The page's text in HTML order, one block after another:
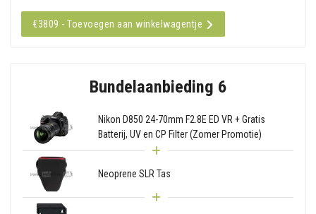
€3809 - Toevoegen aan winkelwagentje
Bundelaanbieding 6
Nikon D850 24-70mm F2.8E ED VR + Gratis
Batterij, UV en CP Filter (Zomer Promotie)
Neoprene SLR Tas